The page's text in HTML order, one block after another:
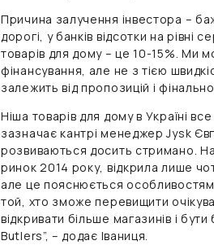
Причина залучення інвестора –
дорогі, у банків відсотки на рівні
товарів для дому – це 10-15%. Ми
фінансування, але не з тією
залежить від пропозицій і
Ніша товарів для дому в Україні
зазначає кантрі менеджер Jysk
розвиваються досить стримано.
ринок 2014 року, відкрила лише
але це пояснюється
той, хто зможе перевищити
відкривати більше магазинів і
Butlers”, – додає Іваниця.